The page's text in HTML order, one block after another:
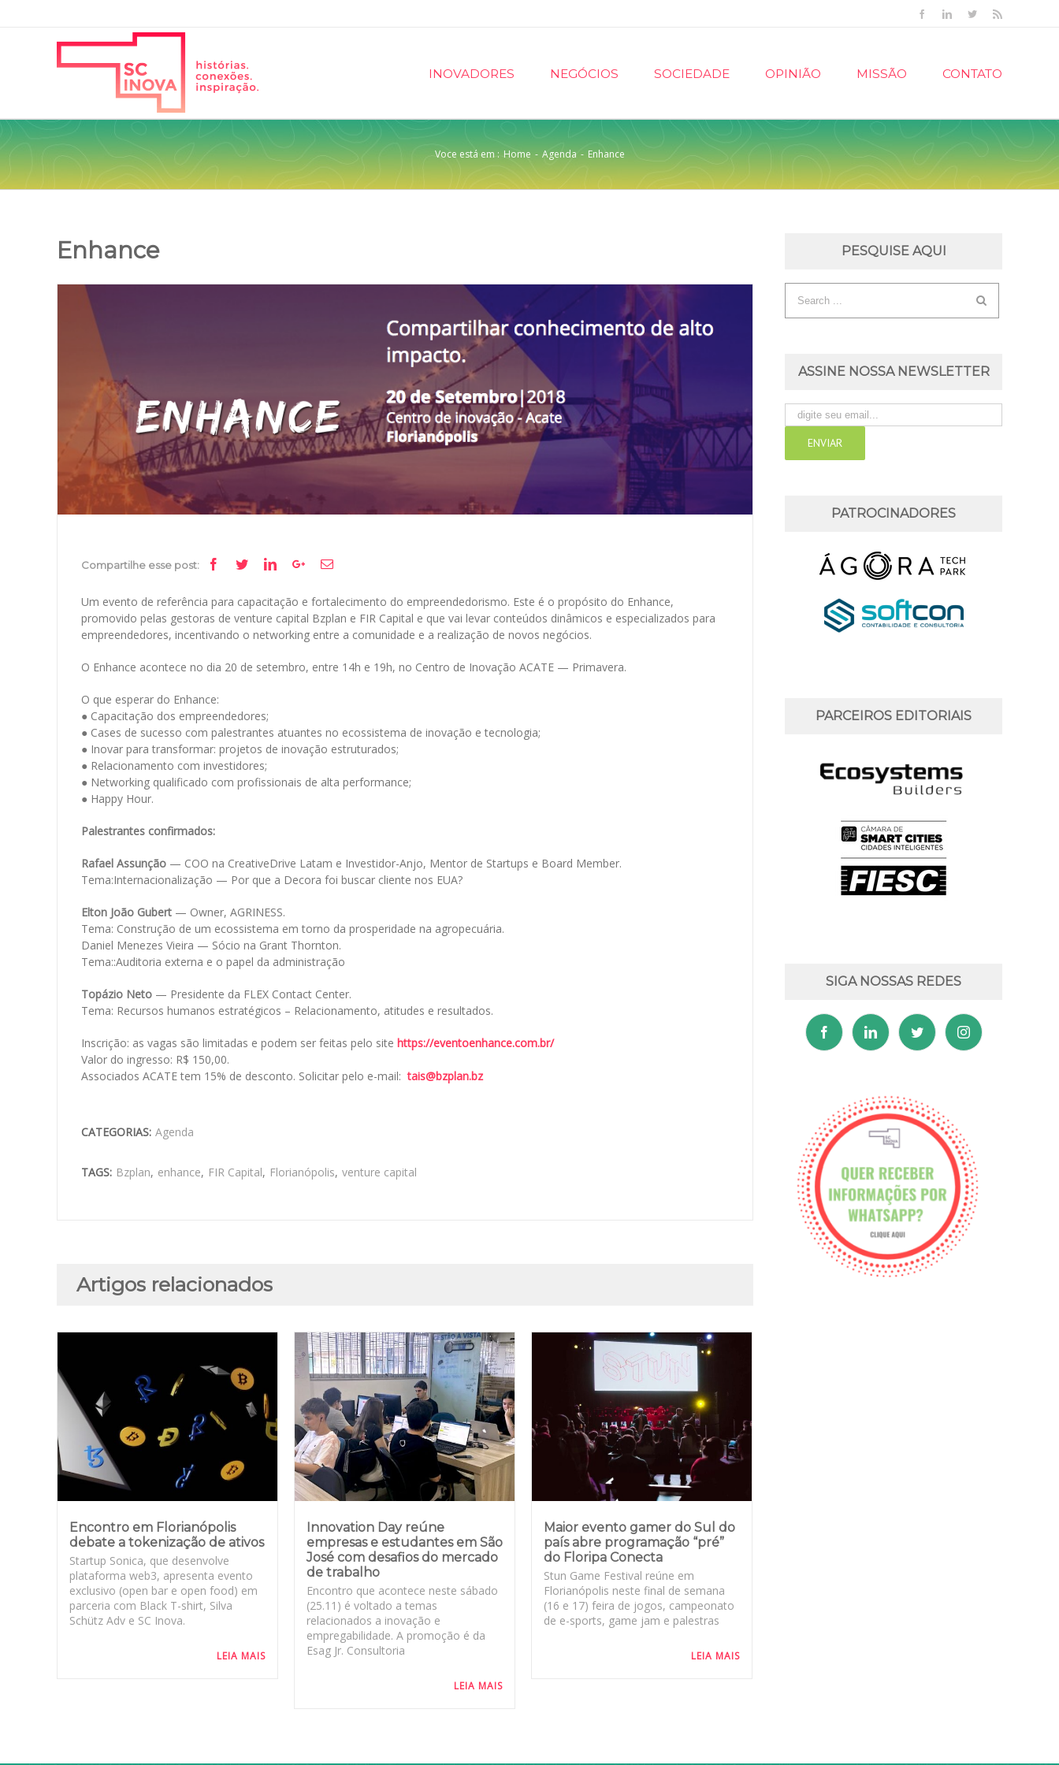
FacebookLinkedinTwitter
INOVADORES NEGÓCIOS SOCIEDADE OPINIÃO MISSÃO CONTATO
Voce está em : Home - Agenda - Enhance
Enhance
Compartilhe esse post: Facebook
TwitterLinkedinGoogle+Email
Um evento de referência para capacitação e fortalecimento do empreendedorismo. Este é o propósito do Enhance,
promovido pelas gestoras de venture capital Bzplan e FIR Capital e que vai levar conteúdos dinâmicos e especializados para
empreendedores, incentivando o networking entre a comunidade e a realização de novos negócios.
O Enhance acontece no dia 20 de setembro, entre 14h e 19h, no Centro de Inovação ACATE — Primavera.
O que esperar do Enhance:
● Capacitação dos empreendedores;
● Cases de sucesso com palestrantes atuantes no ecossistema de inovação e tecnologia;
● Inovar para transformar: projetos de inovação estruturados;
● Relacionamento com investidores;
● Networking qualificado com profissionais de alta performance;
● Happy Hour.
Palestrantes confirmados:
Rafael Assunção — COO na CreativeDrive Latam e Investidor-Anjo, Mentor de Startups e Board Member.
Tema:Internacionalização — Por que a Decora foi buscar cliente nos EUA?
Elton João Gubert — Owner, AGRINESS.
Tema: Construção de um ecossistema em torno da prosperidade na agropecuária.
Daniel Menezes Vieira — Sócio na Grant Thornton.
Tema::Auditoria externa e o papel da administração
Topázio Neto — Presidente da FLEX Contact Center.
Tema: Recursos humanos estratégicos – Relacionamento, atitudes e resultados.
Inscrição: as vagas são limitadas e podem ser feitas pelo site https://eventoenhance.com.br/
Valor do ingresso: R$ 150,00.
Associados ACATE tem 15% de desconto. Solicitar pelo e-mail:tais@bzplan.bz
CATEGORIAS: Agenda
TAGS: Bzplan, enhance, FIR Capital, Florianópolis, venture capital
PESQUISE AQUI
ASSINE NOSSA NEWSLETTER
PATROCINADORES
PARCEIROS EDITORIAIS
SIGA NOSSAS REDES
Artigos relacionados
Encontro em Florianópolis
debate a tokenização de ativos
Startup Sonica, que desenvolve
plataforma web3, apresenta evento
exclusivo (open bar e open food) em
parceria com Black T-shirt, Silva
Schütz Adv e SC Inova.
LEIA MAIS
Innovation Day reúne
empresas e estudantes em São
José com desafios do mercado
de trabalho
Encontro que acontece neste sábado
(25.11) é voltado a temas
relacionados a inovação e
empregabilidade. A promoção é da
Esag Jr. Consultoria
LEIA MAIS
Maior evento gamer do Sul do
país abre programação “pré”
do Floripa Conecta
Stun Game Festival reúne em
Florianópolis neste final de semana
(16 e 17) feira de jogos, campeonato
de e-sports, game jam e palestras
LEIA MAIS